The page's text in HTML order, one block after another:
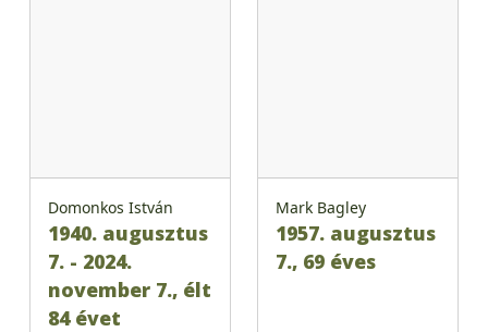
Domonkos István
1940. augusztus
7. - 2024.
november 7., élt
84 évet
Mark Bagley
1957. augusztus
7., 69 éves